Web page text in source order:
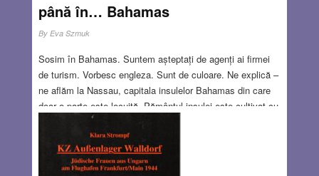
MAY 26, 2016
până în… Bahamas
By Eva Szmuk
Sosim în Bahamas. Suntem așteptați de agenți ai firmei
de turism. Vorbesc engleza. Sunt de culoare. Ne explică –
ne aflăm la Nassau, capitala insulelor Bahamas din care
doar o parte este locuită. Pământul insulei este cultivat cu
fructe și legume, majoritatea cărora nu le pot identifica,
așa că mă las păgubașă. Principalul lor venit este însă
turismul, asta aflu din alte surse, bineînțeles.
more…